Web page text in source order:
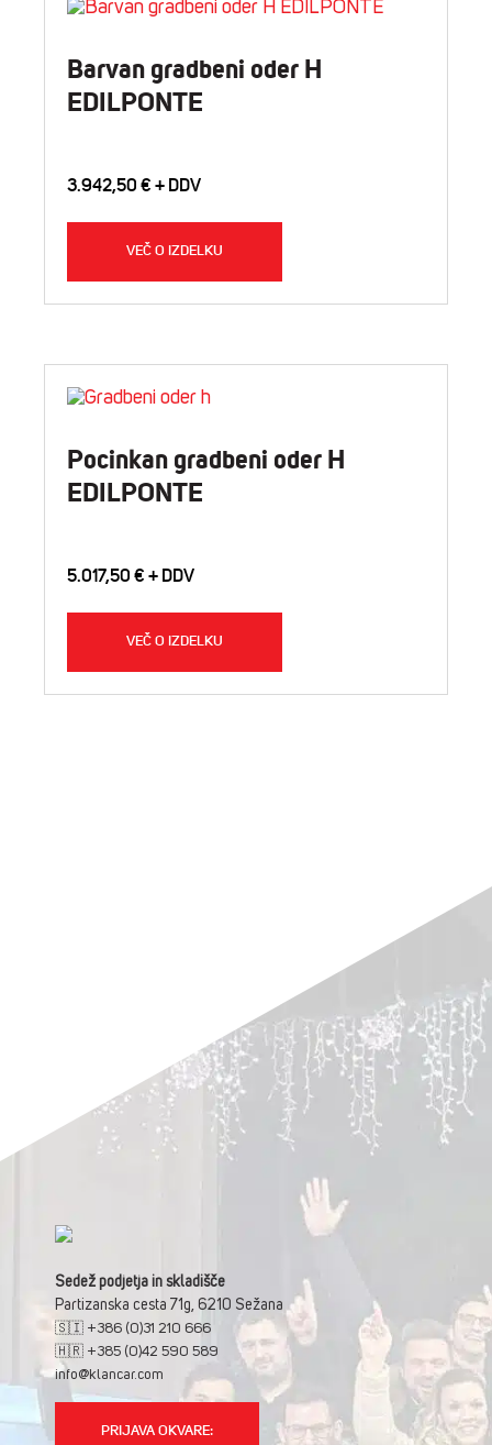
Barvan gradbeni oder H
EDILPONTE
3.942,50 €
VEČ O IZDELKU
Pocinkan gradbeni oder H
EDILPONTE
5.017,50 €
VEČ O IZDELKU
Sedež podjetja in skladišče
Partizanska cesta 71g, 6210 Sežana
🇸🇮 +386 (0)31 210 666
🇭🇷 +385 (0)42 590 589
info@klancar.com
PRIJAVA OKVARE: